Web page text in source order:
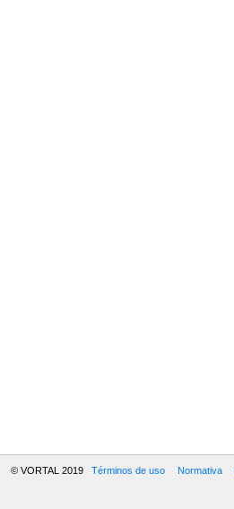
© VORTAL 2019 Términos de uso Normativa